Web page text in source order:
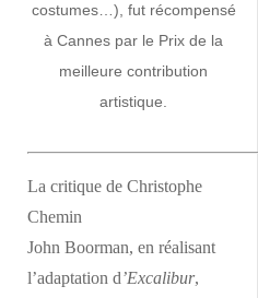
costumes…), fut récompensé
à Cannes par le Prix de la
meilleure contribution
artistique.
La critique de Christophe
Chemin
John Boorman, en réalisant
l’adaptation d’Excalibur,